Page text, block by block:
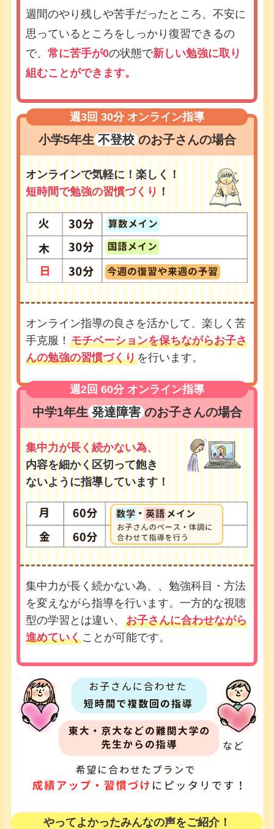
週間のやり残しや苦手だったところ、不安に
思っているところをしっかり復習できるの
で、 常に苦手が0の状態で新しい勉強に取り
組むことができます。
小学5年生 不登校 のお子さんの場合
オンラインで気軽に！楽しく！
短時間で勉強の習慣づくり ！
オンライン指導の良さを活かして、楽しく苦
手克服！ モチベーションを保ちながらお子さ
んの勉強の習慣づくりを行います。
週3回 30分 オンライン指導
中学1年生 発達障害 のお子さんの場合
集中力が長く続かない為、
内容を細かく区切って飽き
ないように指導しています！
集中力が長く続かない為、、勉強科目・方法
を変えながら指導を行います。一方的な視聴
型の学習とは違い、 お子さんに合わせながら
進めていくことが可能です。
週2回 60分 オンライン指導
やってよかったみんなの声をご紹介！